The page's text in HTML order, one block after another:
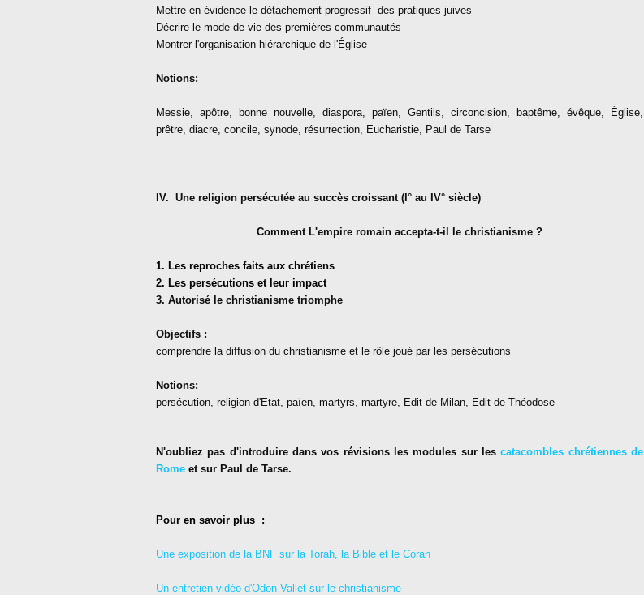
Mettre en évidence le détachement progressif des pratiques juives
Décrire le mode de vie des premières communautés
Montrer l'organisation hiérarchique de l'Église
Notions:
Messie, apôtre, bonne nouvelle, diaspora, païen, Gentils, circoncision, baptême, évêque, Église,
prêtre, diacre, concile, synode, résurrection, Eucharistie, Paul de Tarse
IV. Une religion persécutée au succès croissant (I° au IV° siècle)
Comment L'empire romain accepta-t-il le christianisme ?
1. Les reproches faits aux chrétiens
2. Les persécutions et leur impact
3. Autorisé le christianisme triomphe
Objectifs :
comprendre la diffusion du christianisme et le rôle joué par les persécutions
Notions:
persécution, religion d'Etat, païen, martyrs, martyre, Edit de Milan, Edit de Théodose
N'oubliez pas d'introduire dans vos révisions les modules sur lescatacombles chrétiennes de
Rome et sur Paul de Tarse.
Pour en savoir plus :
Une exposition de la BNF sur la Torah, la Bible et le Coran
Un entretien vidéo d'Odon Vallet sur le christianisme